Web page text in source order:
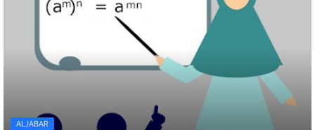
ALJABAR